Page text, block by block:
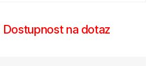
na dotaz